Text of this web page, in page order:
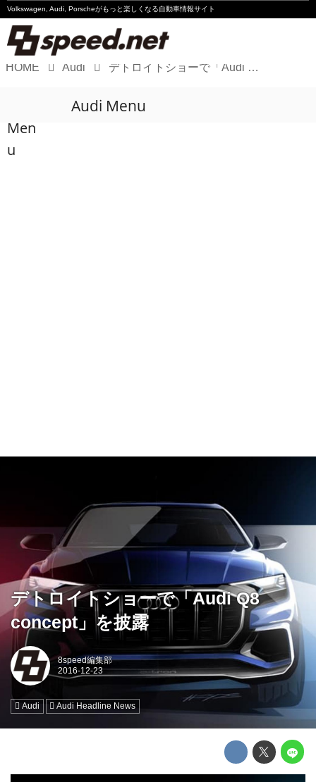
Volkswagen, Audi, Porscheがもっと楽しくなる自動車情報サイト
Audi
HOME Audi デトロイトショーで「Audi Q8 concept」を披露
Men
u
Audi Menu
デトロイトショーで「Audi Q8
concept」を披露
8speed編集部
Audi Audi Headline News